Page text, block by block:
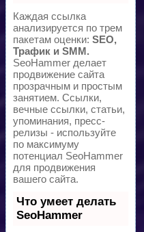
Каждая ссылка
анализируется по трем
пакетам оценки: SEO,
Трафик и SMM.
SeoHammer делает
продвижение сайта
прозрачным и простым
занятием. Ссылки,
вечные ссылки, статьи,
упоминания, пресс-
релизы - используйте
по максимуму
потенциал SeoHammer
для продвижения
вашего сайта.
Что умеет делать
SeoHammer